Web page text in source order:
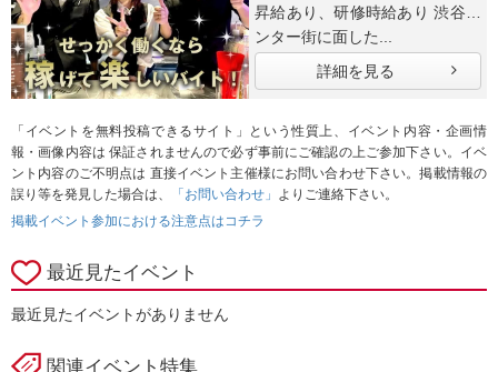
昇給あり、研修時給あり 渋谷セ
ンター街に面した...
詳細を見る
「イベントを無料投稿できるサイト」という性質上、イベント内容・企画情
報・画像内容は 保証されませんので必ず事前にご確認の上ご参加下さい。イベ
ント内容のご不明点は 直接イベント主催様にお問い合わせ下さい。掲載情報の
誤り等を発見した場合は、
「お問い合わせ」 よりご連絡下さい。
掲載イベント参加における注意点はコチラ
最近見たイベント
最近見たイベントがありません
関連イベント特集